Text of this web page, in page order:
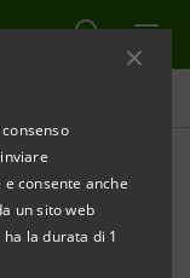
consente anche
un sito web
la durata di 1
fra
rischi